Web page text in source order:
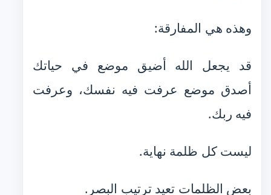
وهذه هي المفارقة:
قد يجعل الله أضيق موضع في حياتك
أصدق موضع عرفت فيه نفسك، وعرفت
فيه ربك.
ليست كل ظلمة نهاية.
بعض الظلمات تعيد ترتيب البصر.